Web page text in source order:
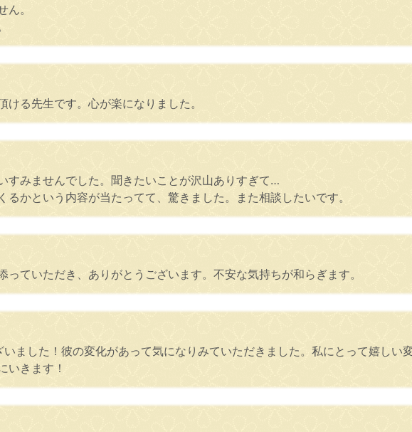
。
ける先生です。心が楽になりました。
すみませんでした。聞きたいことが沢山ありすぎて…
るかという内容が当たってて、驚きました。また相談したいです。
っていただき、ありがとうございます。不安な気持ちが和らぎます。
ました！彼の変化があって気になりみていただきました。私にとって嬉しい
いきます！